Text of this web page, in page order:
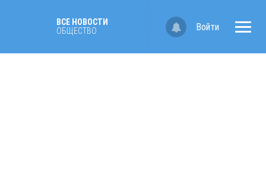
ВСЕ НОВОСТИ
ОБЩЕСТВО
Войти